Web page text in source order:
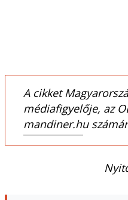
A cikket
médiafigyelője, az
mandiner.hu